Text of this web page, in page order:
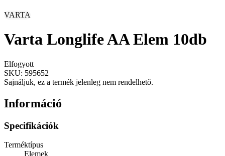
VARTA
Varta Longlife AA Elem 10db
Elfogyott
SKU: 595652
Sajnáljuk, ez a termék jelenleg nem rendelhető.
Információ
Specifikációk
Terméktípus
Elemek